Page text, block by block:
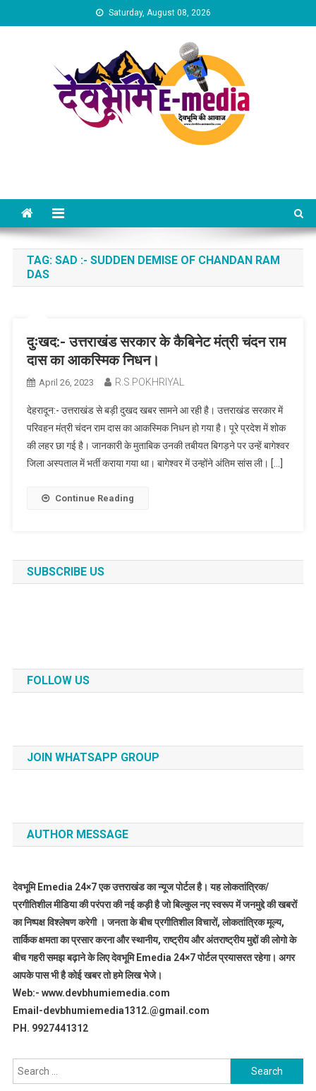
to
Saturday, August 08, 2026
TAG: SAD :- SUDDEN DEMISE OF CHANDAN RAM
DAS
दुःखद:- उत्तराखंड सरकार के कैबिनेट मंत्री चंदन राम
दास का आकस्मिक निधन।
April 26, 2023 R.S.POKHRIYAL
देहरादून:- उत्तराखंड से बड़ी दुखद खबर सामने आ रही है। उत्तराखंड सरकार में
परिवहन मंत्री चंदन राम दास का आकस्मिक निधन हो गया है। पूरे प्रदेश में शोक
की लहर छा गई है। जानकारी के मुताबिक उनकी तबीयत बिगड़ने पर उन्हें बागेश्वर
जिला अस्पताल में भर्ती कराया गया था। बागेश्वर में उन्होंने अंतिम सांस ली। […]
Continue Reading
SUBSCRIBE US
FOLLOW US
JOIN WHATSAPP GROUP
AUTHOR MESSAGE
देवभूमि Emedia 24×7 एक उत्तराखंड का न्यूज पोर्टल है। यह लोकतांत्रिक/
प्रगीतिशील मीडिया की परंपरा की नई कड़ी है जो बिल्कुल नए स्वरूप में जनमुद्दे की खबरों
का निष्पक्ष विश्लेषण करेगी । जनता के बीच प्रगीतिशील विचारों, लोकतांत्रिक मूल्य,
तार्किक क्षमता का प्रसार करना और स्थानीय, राष्ट्रीय और अंतराष्ट्रीय मुद्दों की लोगो के
बीच गहरी समझ बढ़ाने के लिए देवभूमि Emedia 24×7 पोर्टल प्रयासरत रहेगा। अगर
आपके पास भी है कोई खबर तो हमे लिख भेजे।
Web:- www.devbhumiemedia.com
Email-devbhumiemedia1312.@gmail.com
PH. 9927441312
Search
for: